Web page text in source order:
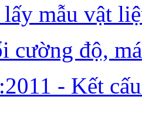
mẫu vật
cường độ,
- Kết